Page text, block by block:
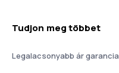
Tudjon meg többet
Legalacsonyabb ár garancia